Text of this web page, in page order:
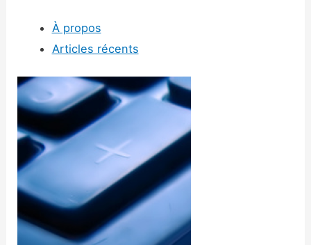
À propos
Articles récents